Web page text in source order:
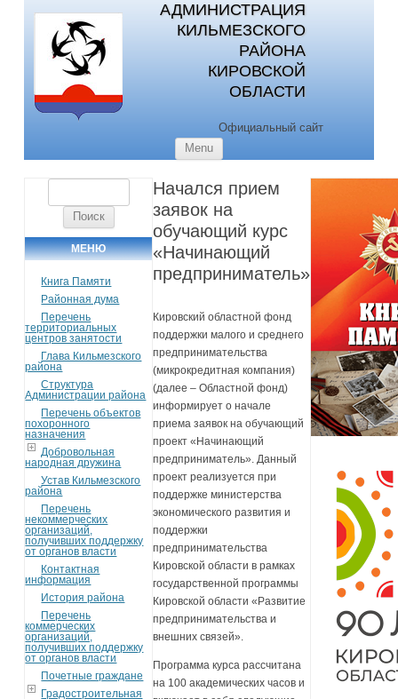
АДМИНИСТРАЦИЯ
КИЛЬМЕЗСКОГО
РАЙОНА
КИРОВСКОЙ
ОБЛАСТИ
Официальный сайт
Menu
МЕНЮ
Книга Памяти
Районная дума
Перечень
территориальных
центров занятости
Глава Кильмезского
района
Структура
Администрации района
Перечень объектов
похоронного
назначения
Добровольная
народная дружина
Устав Кильмезского
района
Перечень
некоммерческих
организаций,
получивших поддержку
от органов власти
Контактная
информация
История района
Перечень
коммерческих
организаций,
получивших поддержку
от органов власти
Почетные граждане
Градостроительная
Начался прием
заявок на
обучающий курс
«Начинающий
предприниматель»
Кировский областной фонд
поддержки малого и среднего
предпринимательства
(микрокредитная компания)
(далее – Областной фонд)
информирует о начале
приема заявок на обучающий
проект «Начинающий
предприниматель». Данный
проект реализуется при
поддержке министерства
экономического развития и
поддержки
предпринимательства
Кировской области в рамках
государственной программы
Кировской области «Развитие
предпринимательства и
внешних связей».
Программа курса рассчитана
на 100 академических часов и